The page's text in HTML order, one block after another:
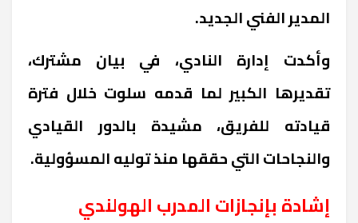
المدير الفني الجديد.
وأكدت إدارة النادي، في بيان مشترك،
تقديرها الكبير لما قدمه سلوت خلال فترة
قيادته للفريق، مشيدة بالدور القيادي
والنجاحات التي حققها منذ توليه المسؤولية.
إشادة بإنجازات المدرب الهولندي